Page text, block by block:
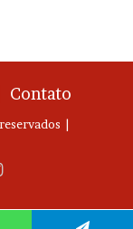
Contato
|
Instagram